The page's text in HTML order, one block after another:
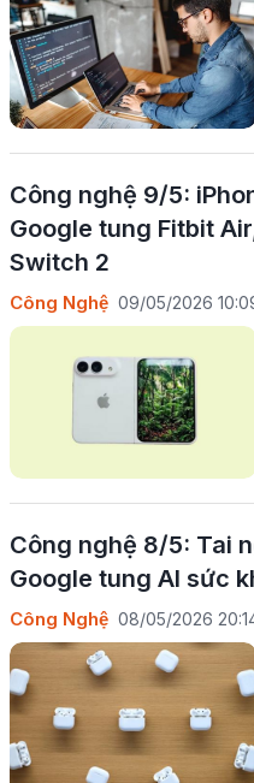
Công nghệ 9/5:
Google tung Fitbit
Switch 2
Công Nghệ 09/05/2026
Công nghệ 8/5: Tai
Google tung AI sức
Công Nghệ 08/05/2026